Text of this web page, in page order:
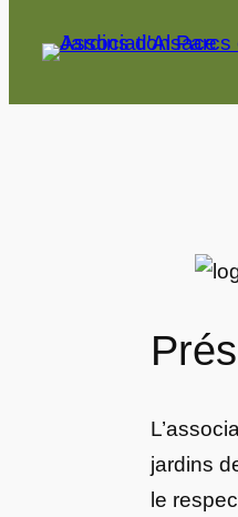
jardins
le